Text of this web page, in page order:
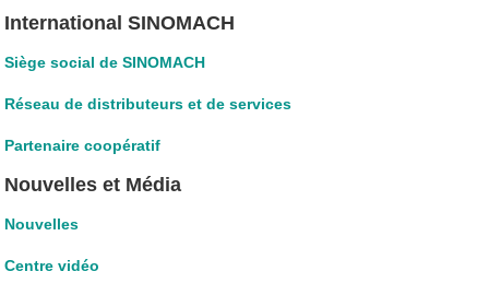
International SINOMACH
Siège social de SINOMACH
Réseau de distributeurs et de services
Partenaire coopératif
Nouvelles et Média
Nouvelles
Centre vidéo